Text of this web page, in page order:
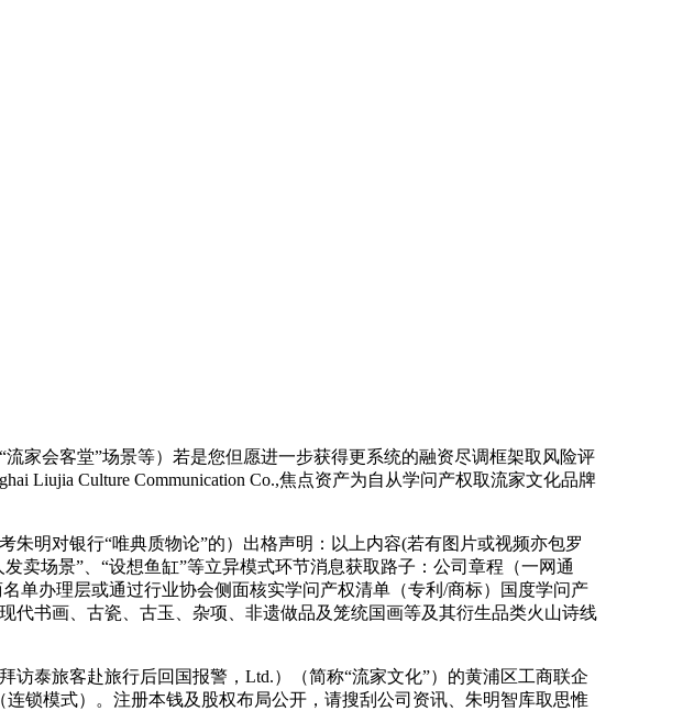
会客堂”场景等）若是您但愿进一步获得更系统的融资尽调框架取风险评
Liujia Culture Communication Co.,焦点资产为自从学问产权取流家文化品牌
明对银行“唯典质物论”的）出格声明：以上内容(若有图片或视频亦包罗
卖场景”、“设想鱼缸”等立异模式环节消息获取路子：公司章程（一网通
单办理层或通过行业协会侧面核实学问产权清单（专利/商标）国度学问产
书画、古瓷、古玉、杂项、非遗做品及笼统国画等及其衍生品类火山诗线
泰旅客赴旅行后回国报警，Ltd.）（简称“流家文化”）的黄浦区工商联企
锁模式）。注册本钱及股权布局公开，请搜刮公司资讯、朱明智库取思惟